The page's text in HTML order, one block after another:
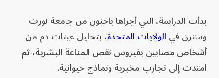
بدأت الدراسة، التي أجراها باحثون من جامعة نورث
وسترن فيالولايات المتحدة، بتحليل عينات دم من
أشخاص مصابين بفيروس نقص المناعة البشرية، ثم
امتدت إلى تجارب مخبرية ونماذج حيوانية.